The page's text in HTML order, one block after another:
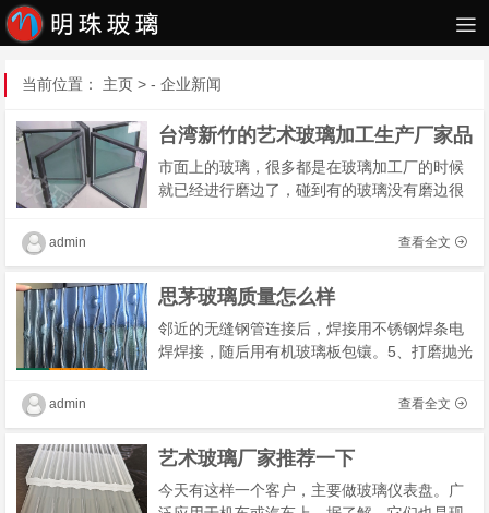
当前位置： 主页 > - 企业新闻
台湾新竹的艺术玻璃加工生产厂家品
市面上的玻璃，很多都是在玻璃加工厂的时候
就已经进行磨边了，碰到有的玻璃没有磨边很
有要求对玻璃进行磨边处理。有些人就问可不
查看全文
admin
思茅玻璃质量怎么样
邻近的无缝钢管连接后，焊接用不锈钢焊条电
焊焊接，随后用有机玻璃板包镶。5、打磨抛光
接光洁，直至焊接看不到才行.打磨抛光时，采
查看全文
admin
艺术玻璃厂家推荐一下
今天有这样一个客户，主要做玻璃仪表盘。广